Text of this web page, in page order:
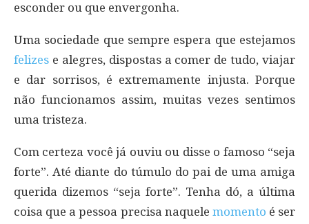
esconder ou que envergonha.
Uma sociedade que sempre espera que estejamos
felizes e alegres, dispostas a comer de tudo, viajar
e dar sorrisos, é extremamente injusta. Porque
não funcionamos assim, muitas vezes sentimos
uma tristeza.
Com certeza você já ouviu ou disse o famoso “seja
forte”. Até diante do túmulo do pai de uma amiga
querida dizemos “seja forte”. Tenha dó, a última
coisa que a pessoa precisa naquele momento é ser